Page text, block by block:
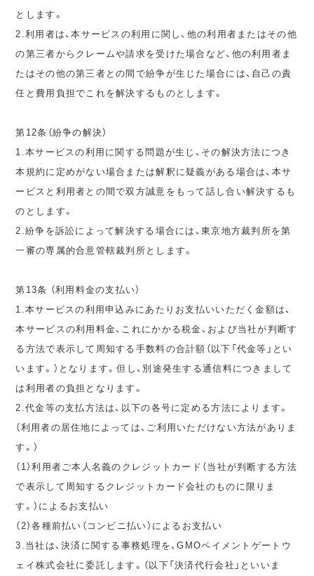
とします。
2.利用者は、本サービスの利用に関し、他の利用者またはその他
の第三者からクレームや請求を受けた場合など、他の利用者ま
たはその他の第三者との間で紛争が生じた場合には、自己の責
任と費用負担でこれを解決するものとします。
第12条（紛争の解決）
1.本サービスの利用に関する問題が生じ、その解決方法につき
本規約に定めがない場合または解釈に疑義がある場合は、本サ
ービスと利用者との間で双方誠意をもって話し合い解決するも
のとします。
2.紛争を訴訟によって解決する場合には、東京地方裁判所を第
一審の専属的合意管轄裁判所とします。
第13条 （利用料金の支払い）
1.本サービスの利用申込みにあたりお支払いいただく金額は、
本サービスの利用料金、これにかかる税金、および当社が判断す
る方法で表示して周知する手数料の合計額（以下「代金等」とい
います。）となります。但し、別途発生する通信料につきまして
は利用者の負担となります。
2.代金等の支払方法は、以下の各号に定める方法によります。
（利用者の居住地によっては、ご利用いただけない方法がありま
す。）
（1）利用者ご本人名義のクレジットカード（当社が判断する方法
で表示して周知するクレジットカード会社のものに限りま
す。）によるお支払い
（2）各種前払い（コンビニ払い）によるお支払い
3.当社は、決済に関する事務処理を、GMOペイメントゲートウ
ェイ株式会社に委託します。（以下「決済代行会社」といいま